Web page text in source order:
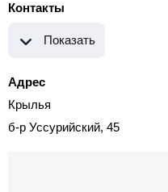
Контакты
Показать
Адрес
Крылья
б-р Уссурийский, 45